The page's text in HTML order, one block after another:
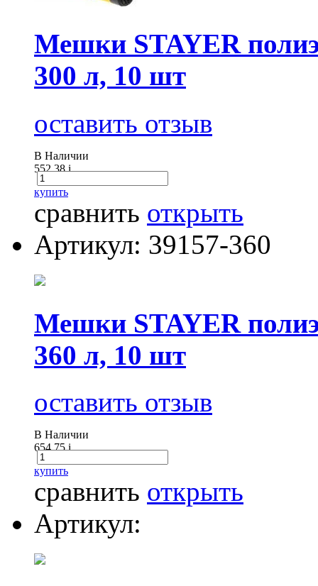
Мешки STAYER
300 л, 10 шт
оставить отзыв
В Наличии
552.38i
купить
сравнить открыть
Артикул: 39157-360
Мешки STAYER
360 л, 10 шт
оставить отзыв
В Наличии
654.75i
купить
сравнить открыть
Артикул: